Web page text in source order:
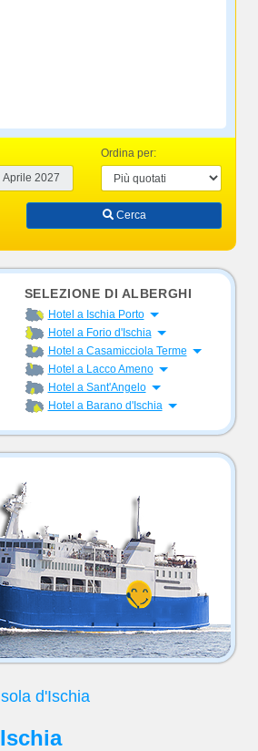
Ordina per:
Cerca
SELEZIONE DI ALBERGHI
Hotel a Ischia Porto Apri menu
Hotel a Forio d'Ischia Apri menu
Hotel a Casamicciola Terme Apri menu
Hotel a Lacco Ameno Apri menu
Hotel a Sant'Angelo Apri menu
Hotel a Barano d'Ischia Apri menu
d'Ischia